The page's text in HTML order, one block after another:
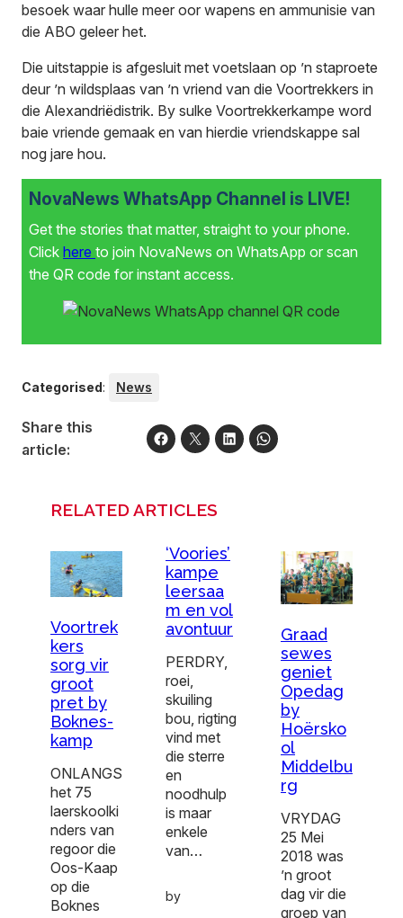
besoek waar hulle meer oor wapens en ammunisie van
die ABO geleer het.
Die uitstappie is afgesluit met voetslaan op ’n staproete
deur ’n wildsplaas van ’n vriend van die Voortrekkers in
die Alexandriëdistrik. By sulke Voortrekkerkampe word
baie vriende gemaak en van hierdie vriendskappe sal
nog jare hou.
NovaNews WhatsApp Channel is LIVE!
Get the stories that matter, straight to your phone.
Click here to join NovaNews on WhatsApp or scan
the QR code for instant access.
Categorised: News
Share this
article:
RELATED ARTICLES
Voortrek
kers
sorg vir
groot
pret by
Boknes-
kamp
ONLANGS
het 75
laerskoolki
nders van
regoor die
Oos-Kaap
op die
Boknes
‘Voories’
kampe
leersaa
m en vol
avontuur
PERDRY,
roei,
skuiling
bou, rigting
vind met
die sterre
en
noodhulp
is maar
enkele
van…
by
Graad
sewes
geniet
Opedag
by
Hoërsko
ol
Middelbu
rg
VRYDAG
25 Mei
2018 was
’n groot
dag vir die
groep van